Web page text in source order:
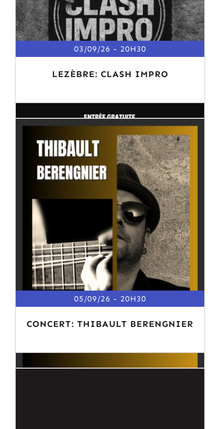
03/09/26 20H30
LEZÈBRE: CLASH IMPRO
05/09/26 20H30
CONCERT: THIBAULT BERENGNIER